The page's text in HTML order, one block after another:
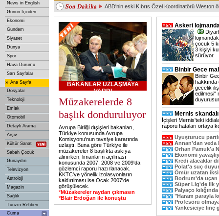
Irak Başbakanı, Japonya İmparatoru ile görüştü
Çin’de küçük uçak düştü: 1 ölü
ABD'nin eski Kıbrıs Özel Koordinatörü Weston
Mısır'da yeni bir kuş gribi vakası
Başkent'te trafik kazası: 3 yaralı
BAKANLAR UZLAŞMAYA
VARDI
Müzakerelerde 8
başlık donduruluyor
Avrupa Birliği dışişleri bakanları,
Türkiye konusunda Avrupa
Komisyonu'nun tavsiye kararında
uzlaştı. Buna göre Türkiye ile
müzakereler 8 başlıkta askıya
alınırken, limanların açılması
konusunda 2007, 2008 ve 2009'da
gözlemci raporu hazırlanacak.
KKTC'ye yönelik izolasyonların
kaldırılması ise Ocak 2007'de
görüşülecek.
*Müzakereler raydan çıkmasın
*Blair Erdoğan ile konuştu
Askeri
çocuk 5
3 kişiyi
sürüyor.
Binbir Gece
Binbir
gecelik
edilmesi"
Mernis skandalı
İçişleri Mernis'teki
raporu hataları ortaya
Uyuşturucu
Annan'dan veda
Orhan Pamuk'a
Ekonomi
Kredi alacaklar
Polat'a suç
Ömür uzatan
Bodrum'da uçan
Süper Lig'de ilk
Palyaço
"Haram parayla
Profesörü
Yankesiciye linç
News in English
Günün İçinden
Ekonomi
Gündem
Siyaset
Dünya
Spor
Hava Durumu
Sarı Sayfalar
» Ana Sayfa
Dosyalar
Teknoloji
Emlak
Otomobil
Detaylı Arama
Arşiv
Kültür Sanat
Sabah Çocuk
Günaydın
Televizyon
Astroloji
Magazin
Sağlık
Turizm Rehberi
Cuma